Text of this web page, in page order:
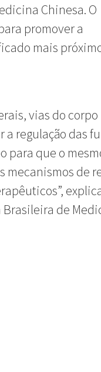
Chinesa. O
promover a
mais
vias do
regulação das
para que o
mecanismos de
de